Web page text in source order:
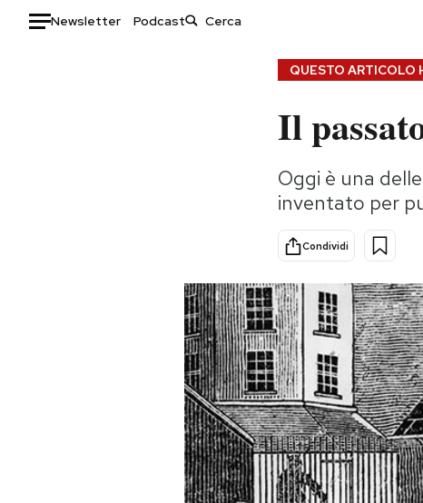
Newsletter Podcast
Consumismi
Storie/Idee
Ok Boomer!
Media
Europa
Altrecose
Mondiali calcio 2026
QUESTO ARTICOLO
Il
Oggi è una
inventato per
Condividi